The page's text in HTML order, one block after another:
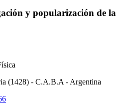
y popularización de la
(1428) - C.A.B.A - Argentina